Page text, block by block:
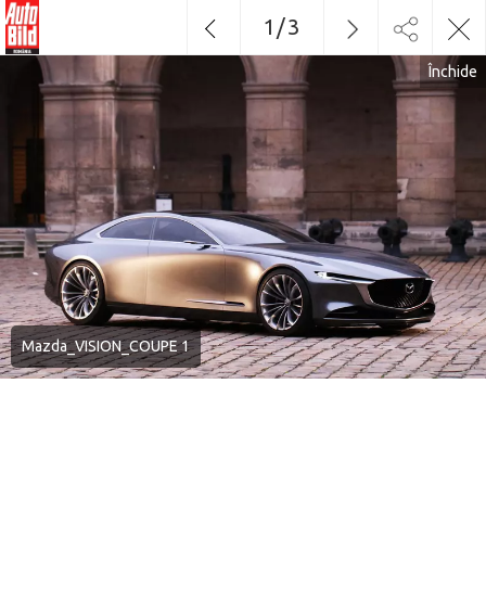
Mazda_VISION_COUPE 1
Închide
1 /3